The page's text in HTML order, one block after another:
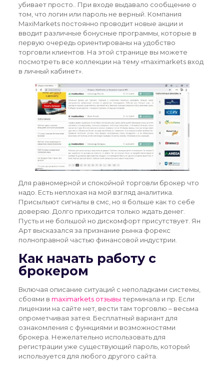
убивает просто.. При входе выдавало сообщение о
том, что логин или пароль не верный. Компания
MaxiMarkets постоянно проводит новые акции и
вводит различные бонусные программы, которые в
первую очередь ориентированы на удобство
торговли клиентов. На этой странице вы можете
посмотреть все коллекции на тему «maximarkets вход
в личный кабинет».
Для равномерной и спокойной торговли брокер что
надо. Есть неплохая на мой взгляд аналитика.
Присылыют сигналы в смс, но я больше как то себе
доверяю. Долго приходится только ждать денег.
Пусть и не большой но дискомфорт присутствует. Ян
Арт высказался за признание рынка форекс
полноправной частью финансовой индустрии.
Как начать работу с
брокером
Включая описание ситуаций с неполадками системы,
сбоями в maximarkets отзывы терминала и пр. Если
лицензии на сайте нет, вести там торговлю – весьма
опрометчивая затея. Бесплатный вариант для
ознакомления с функциями и возможностями
брокера. Нежелательно использовать для
регистрации уже существующий пароль, который
используется для любого другого сайта.